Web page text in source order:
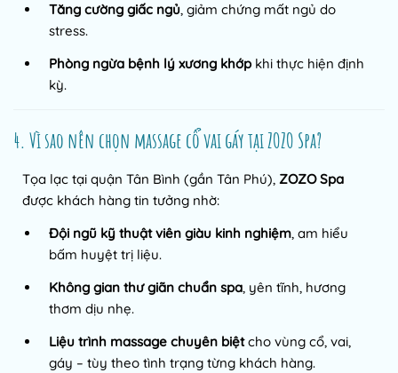
Tăng cường giấc ngủ, giảm chứng mất ngủ do
stress.
Phòng ngừa bệnh lý xương khớpkhi thực hiện định
kỳ.
4. Vì sao nên chọn massage cổ vai gáy tại ZOZO Spa?
Tọa lạc tại quận Tân Bình (gần Tân Phú), ZOZO Spa
được khách hàng tin tưởng nhờ:
Đội ngũ kỹ thuật viên giàu kinh nghiệm, am hiểu
bấm huyệt trị liệu.
Không gian thư giãn chuẩn spa, yên tĩnh, hương
thơm dịu nhẹ.
Liệu trình massage chuyên biệtcho vùng cổ, vai,
gáy – tùy theo tình trạng từng khách hàng.